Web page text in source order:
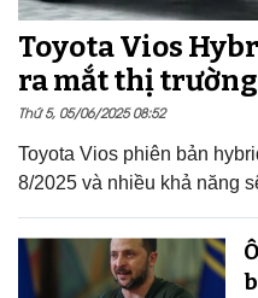
Toyota Vios
ra mắt thị
Thứ 5, 05/06/2025 08:52
Toyota Vios phiên bản
8/2025 và nhiều khả năng